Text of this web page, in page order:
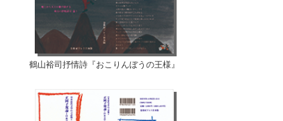
鶴山裕司抒情詩『おこりんぼうの王様』